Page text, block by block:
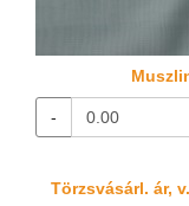
-
Törzsvásárl. ár,